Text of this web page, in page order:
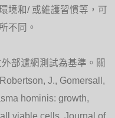
境和/ 或維護習慣等，可
不同。
部濾網測試為基準。關
J., Gomersall,
hominis: growth,
viable cells. Journal of